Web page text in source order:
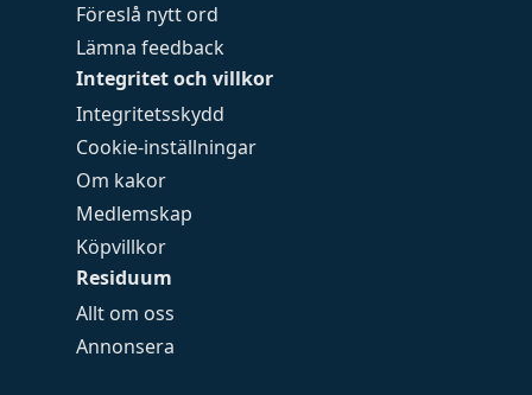
Föreslå nytt ord
Lämna feedback
Integritet och villkor
Integritetsskydd
Cookie-inställningar
Om kakor
Medlemskap
Köpvillkor
Residuum
Allt om oss
Annonsera